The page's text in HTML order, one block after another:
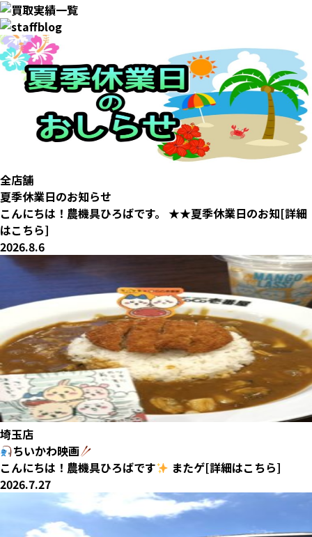
全店舗
夏季休業日のお知らせ
こんにちは！農機具ひろばです。 ★★夏季休業日のお知[詳細
はこちら]
2026.8.6
埼玉店
ちいかわ映画
こんにちは！農機具ひろばです
またゲ[詳細はこちら]
2026.7.27